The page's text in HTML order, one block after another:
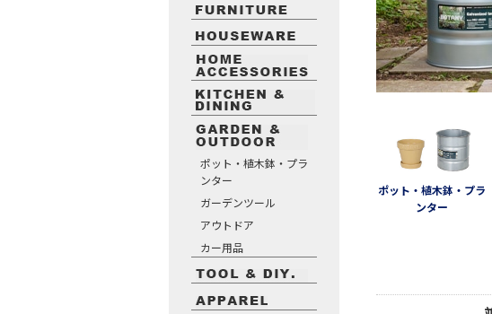
ポット・植木鉢・プラ
ンター
ポット・植木鉢・プラ
ンター
ガーデンツール
アウトドア
カー用品